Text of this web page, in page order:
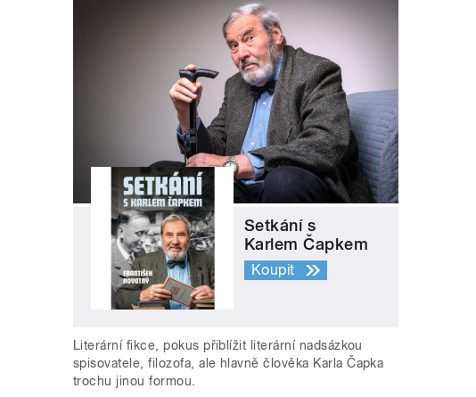
Setkání s
Karlem Čapkem
Koupit
Literární fikce, pokus přiblížit literární nadsázkou
spisovatele, filozofa, ale hlavně člověka Karla Čapka
trochu jinou formou.